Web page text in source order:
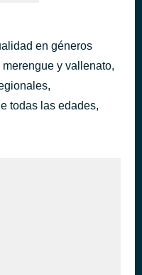
hace 32 minutos
en géneros
y vallenato,
todas las edades,